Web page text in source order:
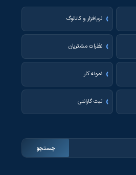
نرم‌افزار و کاتالوگ
نظرات مشتریان
نمونه کار
ثبت گارانتی
جستجو